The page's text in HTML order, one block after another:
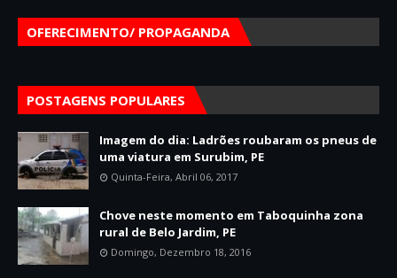
OFERECIMENTO/ PROPAGANDA
POSTAGENS POPULARES
Imagem do dia: Ladrões roubaram os pneus de
uma viatura em Surubim, PE
Quinta-Feira, Abril 06, 2017
Chove neste momento em Taboquinha zona
rural de Belo Jardim, PE
Domingo, Dezembro 18, 2016